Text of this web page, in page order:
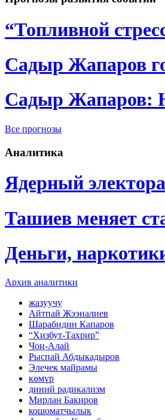
“Топливной
Садыр Жапаров
Садыр Жапаров:
Все прогнозы
Аналитика
Ядерный
Ташиев меняет
Деньги,
Архив аналитики
жазуучу
Айтпай Жээналиев
Шарабидин Капаров
“Хизбут-Тахрир”
Чоң-Алай
Рыспай Абдыкадыров
Элечек майрамы
көмүр
диний радикализм
Мирлан Бакиров
кошоматчылык